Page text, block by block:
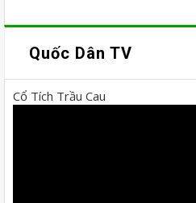
Quốc Dân TV
Cổ Tích Trầu Cau